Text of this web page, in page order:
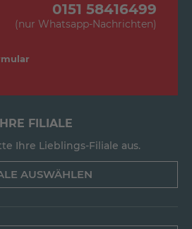
0151 58416499
(nur Whatsapp-Nachrichten)
FILIALE
Ihre Lieblings-Filiale aus.
AUSWÄHLEN